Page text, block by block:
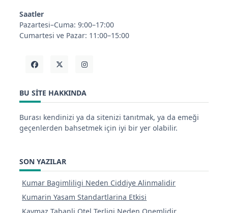
Saatler
Pazartesi–Cuma: 9:00–17:00
Cumartesi ve Pazar: 11:00–15:00
BU SITE HAKKINDA
Burası kendinizi ya da sitenizi tanıtmak, ya da emeği
geçenlerden bahsetmek için iyi bir yer olabilir.
SON YAZILAR
Kumar Bagimliligi Neden Ciddiye Alinmalidir
Kumarin Yasam Standartlarina Etkisi